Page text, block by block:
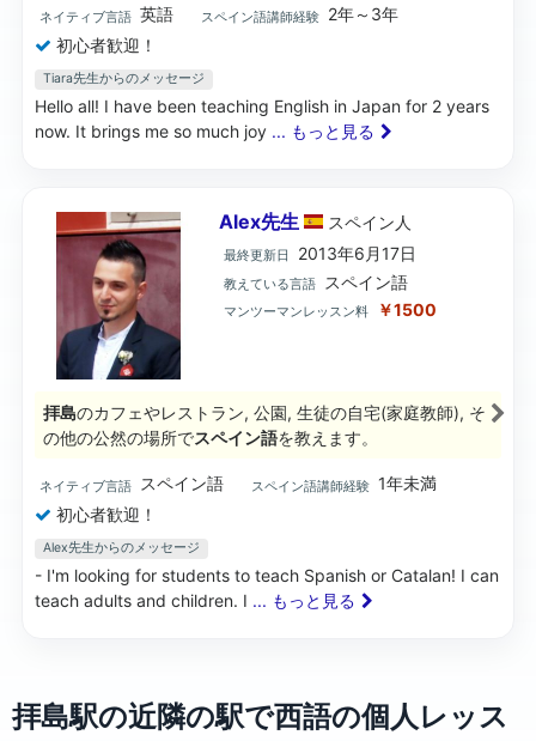
ネイティブ言語 英語 スペイン語講師経験
2年～3年
初心者歓迎！
Tiara先生からのメッセージ
Hello all! I have been teaching English in Japan for 2 years
now. It brings me so much joy ... もっと見る
Alex先生 スペイン 人
最終更新日 2013年6月17日
教えている言語 スペイン語
マンツーマンレッスン料 ￥1500
拝島のカフェやレストラン, 公園, 生徒の自宅(家庭教師), そ
の他の公然の場所でスペイン語を教えます。
ネイティブ言語 スペイン語 スペイン語講師経験 1年未満
初心者歓迎！
Alex先生からのメッセージ
- I'm looking for students to teach Spanish or Catalan! I can
teach adults and children. I ... もっと見る
拝島駅の近隣の駅で西語の個人レッス